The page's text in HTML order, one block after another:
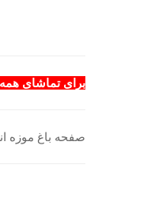
برای تماشای
صفحه باغ موزه